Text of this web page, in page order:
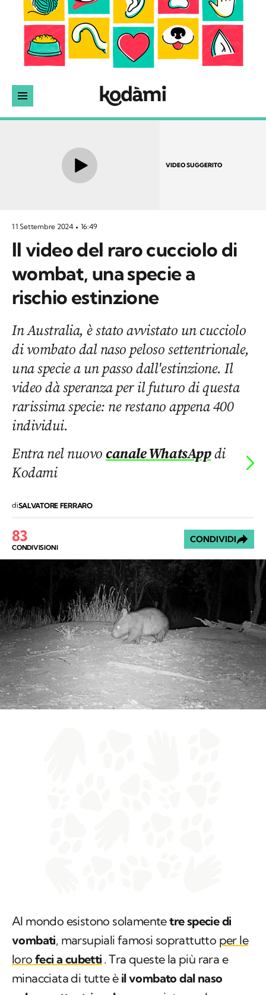
VIDEO SUGGERITO
11 Settembre 2024 16:49
Il video del raro cucciolo di
wombat, una specie a
rischio estinzione
In Australia, è stato avvistato un cucciolo
di vombato dal naso peloso settentrionale,
una specie a un passo dall'estinzione. Il
video dà speranza per il futuro di questa
rarissima specie: ne restano appena 400
individui.
Entra nel nuovocanale WhatsAppdi
Kodami
diSALVATORE FERRARO
83
CONDIVISIONI
CONDIVIDI
Al mondo esistono solamentetre specie di
vombati, marsupiali famosi soprattutto per le
loro feci a cubetti . Tra queste la più rara e
minacciata di tutte è il vombato dal naso